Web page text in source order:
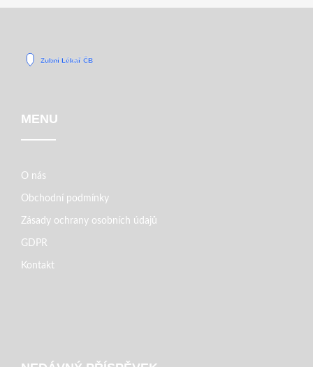
MENU
O nás
Obchodní podmínky
Zásady ochrany osobních údajů
GDPR
Kontakt